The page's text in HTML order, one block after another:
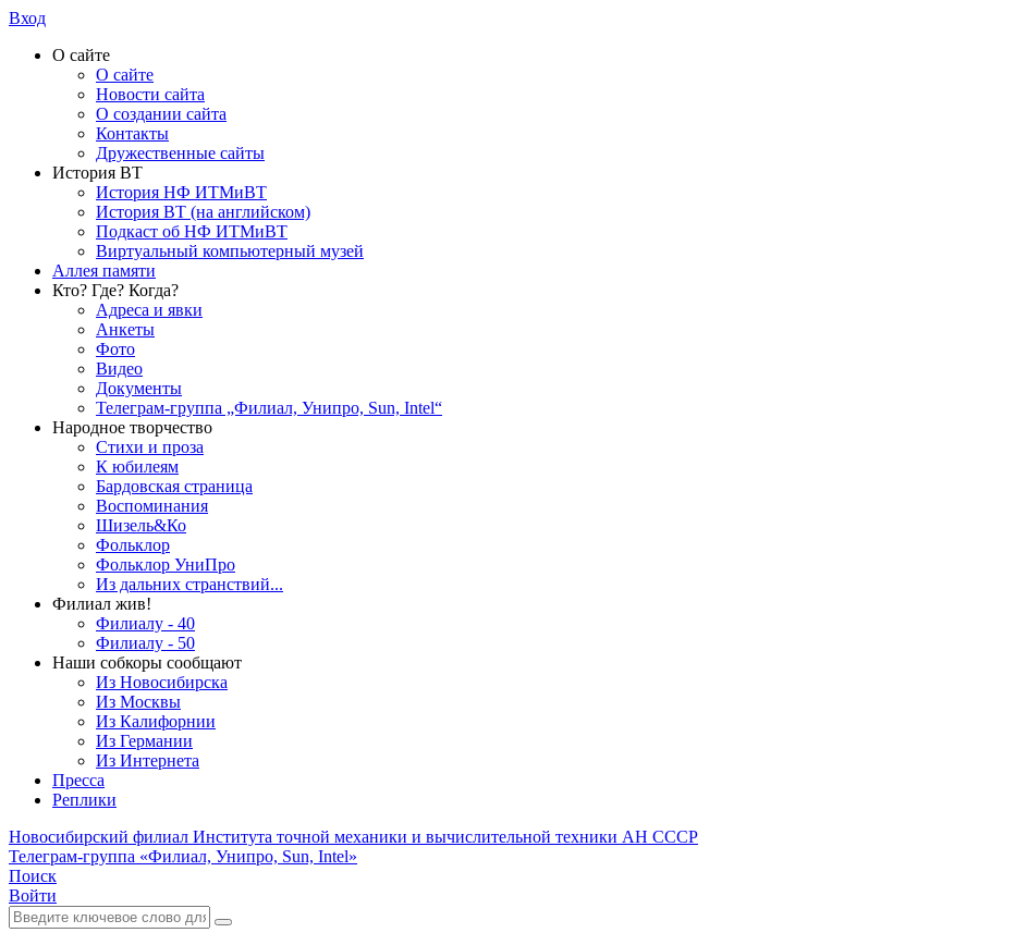
Вход
О сайте
О сайте
Новости сайта
О создании сайта
Контакты
Дружественные сайты
История ВТ
История НФ ИТМиВТ
История ВТ (на английском)
Подкаст об НФ ИТМиВТ
Виртуальный компьютерный музей
Аллея памяти
Кто? Где? Когда?
Адреса и явки
Анкеты
Фото
Видео
Документы
Телеграм-группа „Филиал, Унипро, Sun, Intel“
Народное творчество
Стихи и проза
К юбилеям
Бардовская страница
Воспоминания
Шизель&Ко
Фольклор
Фольклор УниПро
Из дальних странствий...
Филиал жив!
Филиалу - 40
Филиалу - 50
Наши собкоры сообщают
Из Новосибирска
Из Москвы
Из Калифорнии
Из Германии
Из Интернета
Пресса
Реплики
Новосибирский филиал Института точной механики и вычислительной техники АН СССР
Телеграм-группа «Филиал, Унипро, Sun, Intel»
Поиск
Войти